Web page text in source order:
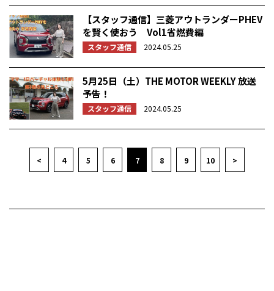
【スタッフ通信】三菱アウトランダーPHEV
を賢く使おう Vol1省燃費編
スタッフ通信 2024.05.25
5月25日（土）THE MOTOR WEEKLY 放送
予告！
スタッフ通信 2024.05.25
< 4 5 6 7 8 9 10 >